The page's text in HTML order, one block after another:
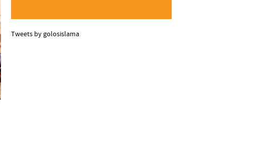
Tweets by golosislama